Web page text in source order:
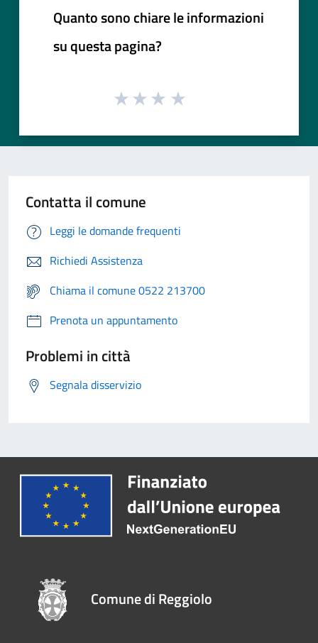
Quanto sono chiare le informazioni
su questa pagina?
Contatta il comune
Leggi le domande frequenti
Richiedi Assistenza
Chiama il comune 0522 213700
Prenota un appuntamento
Problemi in città
Segnala disservizio
Comune di Reggiolo